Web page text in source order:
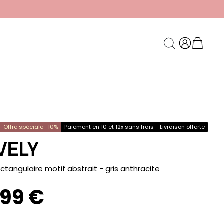
Offre spéciale -10% Paiement en 10 et 12x sans frais Livraison offerte
motif abstrait - gris anthracite
€